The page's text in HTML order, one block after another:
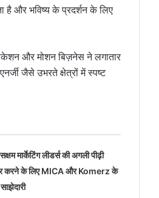
है और भविष्य के प्रदर्शन के लिए
और मोशन बिज़नेस ने लगातार
जैसे उभरते क्षेत्रों में स्पष्ट
मार्केटिंग लीडर्स की अगली पीढ़ी
करने के लिए MICA और Komerz के